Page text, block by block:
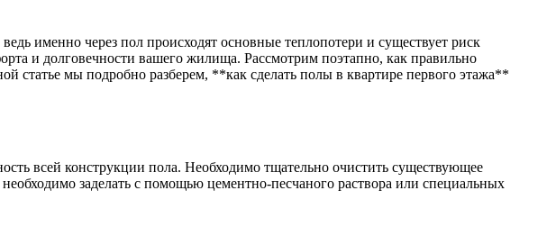
именно через пол происходят основные теплопотери и существует риск
и долговечности вашего жилища. Рассмотрим поэтапно, как правильно
статье мы подробно разберем, **как сделать полы в квартире первого этажа**
всей конструкции пола. Необходимо тщательно очистить существующее
заделать с помощью цементно-песчаного раствора или специальных